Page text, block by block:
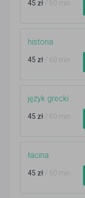
45 zł / 60 min
historia
45 zł / 60 min
język grecki
45 zł / 60 min
łacina
45 zł / 60 min